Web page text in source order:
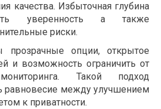
качества. Избыточная глубина
уверенность а также
риски.
опции, открытое
и возможность ограничить от
мониторинга. Такой подход
равновесие между улучшением
к приватности.